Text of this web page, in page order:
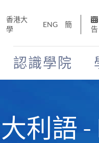
香港大
學
ENG 簡
告
認識學院
利語